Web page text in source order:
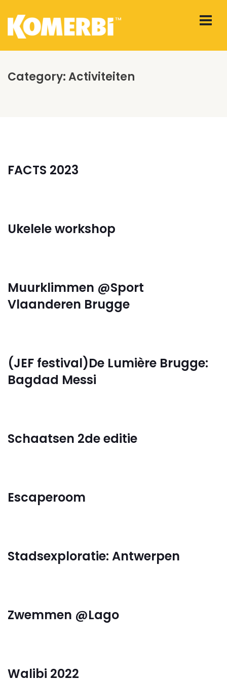
Category:Activiteiten
FACTS 2023
Ukelele workshop
Muurklimmen @Sport
Vlaanderen Brugge
(JEF festival)De Lumière Brugge:
Bagdad Messi
Schaatsen 2de editie
Escaperoom
Stadsexploratie: Antwerpen
Zwemmen @Lago
Walibi 2022